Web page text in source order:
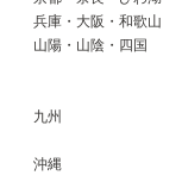
兵庫・大阪・和歌山
山陽・山陰・四国
九州
沖縄